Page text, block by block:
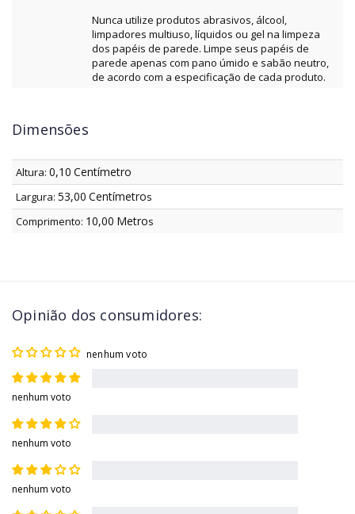
Nunca utilize produtos abrasivos, álcool,
limpadores multiuso, líquidos ou gel na limpeza
dos papéis de parede. Limpe seus papéis de
parede apenas com pano úmido e sabão neutro,
de acordo com a especificação de cada produto.
Dimensões
Altura: 0,10 Centímetro
Largura: 53,00 Centímetros
Comprimento: 10,00 Metros
Opinião dos consumidores:
nenhum voto
nenhum voto
nenhum voto
nenhum voto